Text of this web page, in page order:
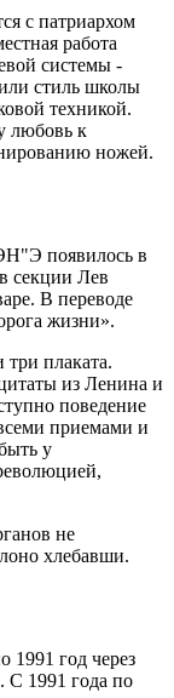
с патриархом
работа
системы -
стиль школы
техникой.
любовь к
ножей.
появилось в
секции Лев
В переводе
жизни».
три плаката.
из Ленина и
поведение
приемами и
у
не
хлебавши.
1991 год через
С 1991 года по